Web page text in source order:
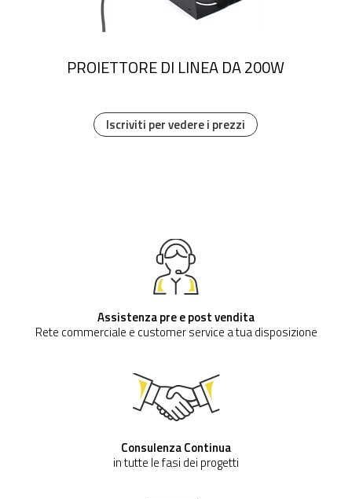
Iscriviti per vedere i prezzi
PROIETTORE DI LINEA DA 200W
Assistenza pre e post vendita
Rete commerciale e customer service a tua disposizione
Consulenza Continua
in tutte le fasi dei progetti